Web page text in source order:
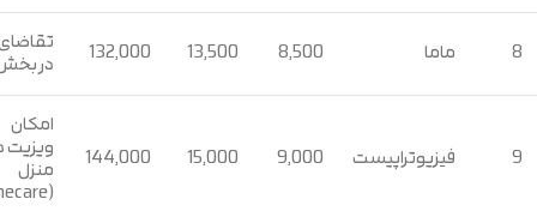
8 ماما 8,500
13,500
132,000 تقاضای
در
9 فیزیوتراپیست 9,000
15,000
144,000
امکان
ویزیت
منزل
(Homecare)